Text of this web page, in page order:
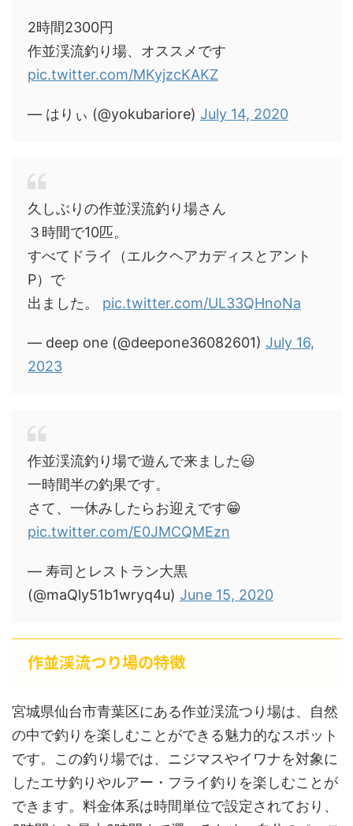
2時間2300円
作並渓流釣り場、オススメです
pic.twitter.com/MKyjzcKAKZ
— はりぃ (@yokubariore) July 14, 2020
久しぶりの作並渓流釣り場さん
３時間で10匹。
すべてドライ（エルクヘアカディスとアント
P）で
出ました。 pic.twitter.com/UL33QHnoNa
— deep one (@deepone36082601) July 16,
2023
作並渓流釣り場で遊んで来ました😃
一時間半の釣果です。
さて、一休みしたらお迎えです😁
pic.twitter.com/E0JMCQMEzn
— 寿司とレストラン大黒
(@maQly51b1wryq4u) June 15, 2020
作並渓流つり場の特徴
宮城県仙台市青葉区にある作並渓流つり場は、自然
の中で釣りを楽しむことができる魅力的なスポット
です。この釣り場では、ニジマスやイワナを対象に
したエサ釣りやルアー・フライ釣りを楽しむことが
できます。料金体系は時間単位で設定されており、